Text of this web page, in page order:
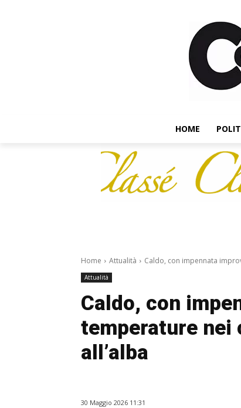
HOME
Home Attualità Caldo, con impennata
Attualità
Caldo, con
temperature nei
all’alba
30 Maggio 2026 11:31